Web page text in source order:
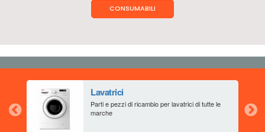
CONSUMABILI
Lavatrici
Parti e pezzi di ricambio per lavatrici di tutte le
marche